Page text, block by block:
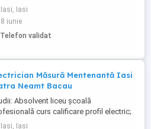
din Iași. Responsabilități:
generală după check-out
lenjeriilor și prosoapelor
aerisit, șters praf, igienizare baie
de cazarea ...
Iasi, Iasi
8 iunie
Telefon validat
Măsură Mentenantă Iasi
Neamt Bacau
Absolvent liceu școală
curs calificare profil electric;
Minim 3 ani pe un post similar
Iasi, Iasi